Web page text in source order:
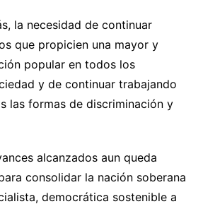
la necesidad de continuar
que propicien una mayor y
popular en todos los
y de continuar trabajando
las formas de discriminación y
alcanzados aun queda
consolidar la nación soberana
democrática sostenible a